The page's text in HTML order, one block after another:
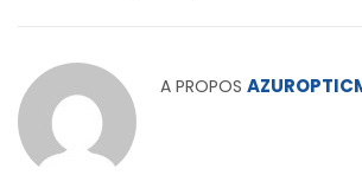
A PROPOS